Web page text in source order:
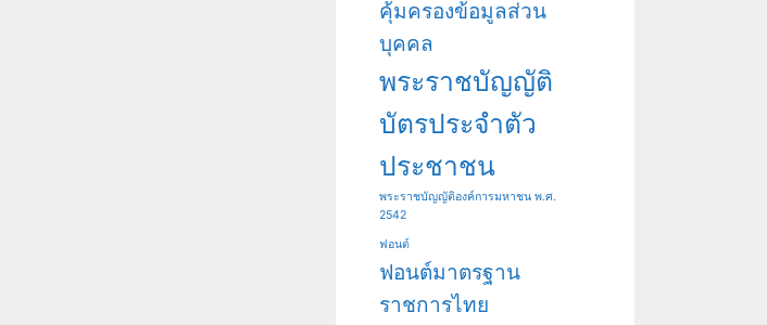
คุ้มครองข้อมูลส่วน
บุคคล
พระราชบัญญัติ
บัตรประจำตัว
ประชาชน
พระราชบัญญัติองค์การมหาชน พ.ศ.
2542
ฟอนต์
ฟอนต์มาตรฐาน
ราชการไทย